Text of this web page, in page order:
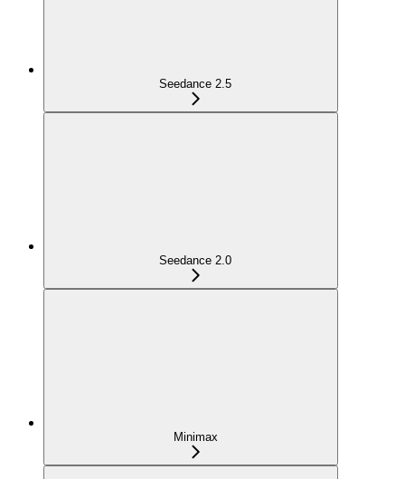
Seedance 2.5
Seedance 2.0
Minimax